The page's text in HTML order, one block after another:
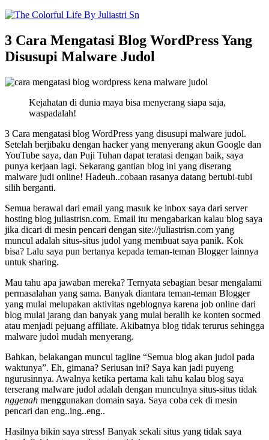
3 Cara Mengatasi Blog WordPress Yang
Disusupi Malware Judol
Kejahatan di dunia maya bisa menyerang siapa saja,
waspadalah!
3 Cara mengatasi blog WordPress yang disusupi malware judol.
Setelah berjibaku dengan hacker yang menyerang akun Google dan
YouTube saya, dan Puji Tuhan dapat teratasi dengan baik, saya
punya kerjaan lagi. Sekarang gantian blog ini yang diserang
malware judi online! Hadeuh..cobaan rasanya datang bertubi-tubi
silih berganti.
Semua berawal dari email yang masuk ke inbox saya dari server
hosting blog juliastrisn.com. Email itu mengabarkan kalau blog saya
jika dicari di mesin pencari dengan site://juliastrisn.com yang
muncul adalah situs-situs judol yang membuat saya panik. Kok
bisa? Lalu saya pun bertanya kepada teman-teman Blogger lainnya
untuk sharing.
Mau tahu apa jawaban mereka? Ternyata sebagian besar mengalami
permasalahan yang sama. Banyak diantara teman-teman Blogger
yang mulai melupakan aktivitas ngeblognya karena job online dari
blog mulai jarang dan banyak yang mulai beralih ke konten socmed
atau menjadi pejuang affiliate. Akibatnya blog tidak terurus sehingga
malware judol mudah menyerang.
Bahkan, belakangan muncul tagline “Semua blog akan judol pada
waktunya”. Eh, gimana? Seriusan ini? Saya kan jadi puyeng
ngurusinnya. Awalnya ketika pertama kali tahu kalau blog saya
terserang malware judol adalah dengan munculnya situs-situs tidak
nggenah menggunakan domain saya. Saya coba cek di mesin
pencari dan eng..ing..eng..
Hasilnya bikin saya stress! Banyak sekali situs yang tidak saya